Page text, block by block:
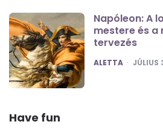
Napóleon: A
mestere és
tervezés
POSTED
ALETTA JÚLIUS
Have fun